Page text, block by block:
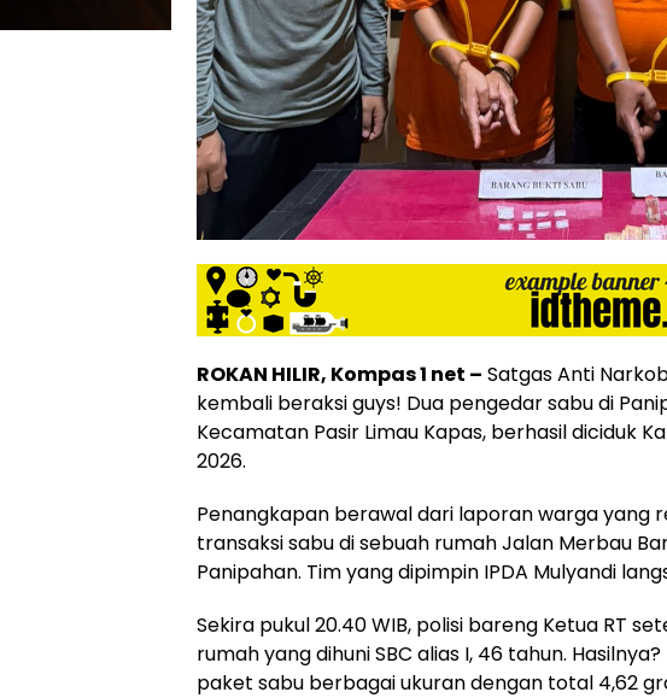
ROKAN HILIR, Kompas 1 net – Satgas Anti
kembali beraksi guys! Dua pengedar sabu di
Kecamatan Pasir Limau Kapas, berhasil diciduk
2026.
Penangkapan berawal dari laporan warga yang
transaksi sabu di sebuah rumah Jalan Merbau
Panipahan. Tim yang dipimpin IPDA Mulyandi
Sekira pukul 20.40 WIB, polisi bareng Ketua RT
rumah yang dihuni SBC alias I, 46 tahun.
paket sabu berbagai ukuran dengan total 4,62